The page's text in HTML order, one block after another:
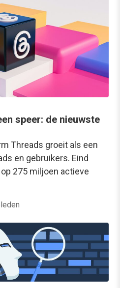
speer: de nieuwste
Threads groeit als een
en gebruikers. Eind
275 miljoen actieve